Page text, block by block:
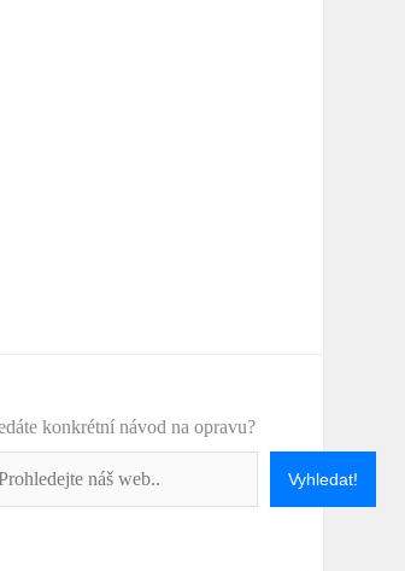
konkrétní návod na opravu?
Vyhledat!